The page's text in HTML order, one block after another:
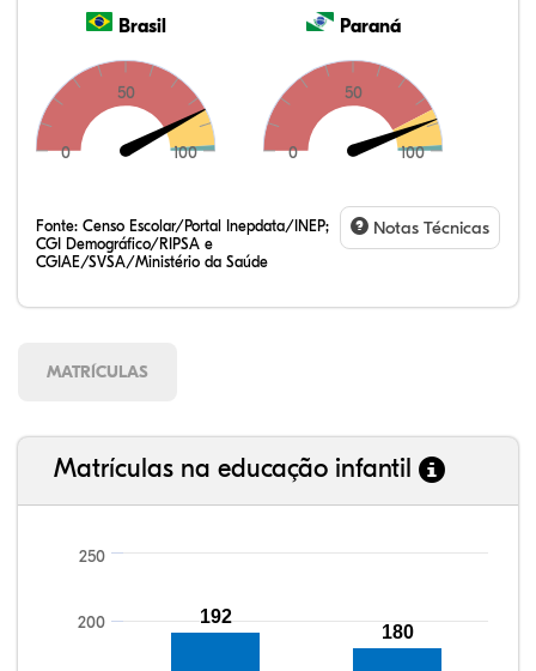
Brasil
0
50
100
Paraná
0
50
100
Fonte: Censo Escolar/Portal Inepdata/INEP;
CGI Demográfico/RIPSA e
CGIAE/SVSA/Ministério da Saúde
Notas Técnicas
MATRÍCULAS
Matrículas na educação infantil
200
250
192
180